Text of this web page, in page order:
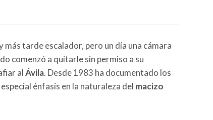
más tarde escalador, pero un día una cámara
comenzó a quitarle sin permiso a su
alÁvila. Desde 1983 ha documentado los
énfasis en la naturaleza del macizo